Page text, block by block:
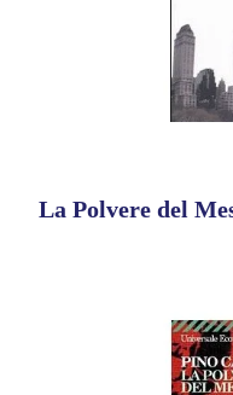
La Polvere del